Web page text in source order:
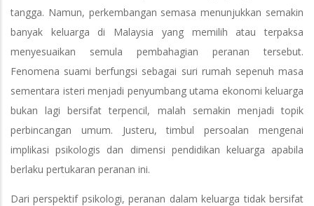
tangga. Namun, perkembangan semasa menunjukkan semakin
banyak keluarga di Malaysia yang memilih atau terpaksa
menyesuaikan semula pembahagian peranan tersebut.
Fenomena suami berfungsi sebagai suri rumah sepenuh masa
sementara isteri menjadi penyumbang utama ekonomi keluarga
bukan lagi bersifat terpencil, malah semakin menjadi topik
perbincangan umum. Justeru, timbul persoalan mengenai
implikasi psikologis dan dimensi pendidikan keluarga apabila
berlaku pertukaran peranan ini.
Dari perspektif psikologi, peranan dalam keluarga tidak bersifat